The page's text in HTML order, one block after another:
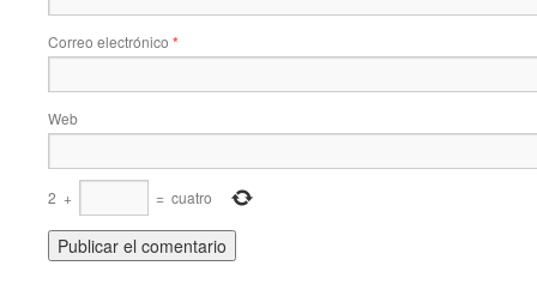
Correo electrónico *
Web
2 + = cuatro